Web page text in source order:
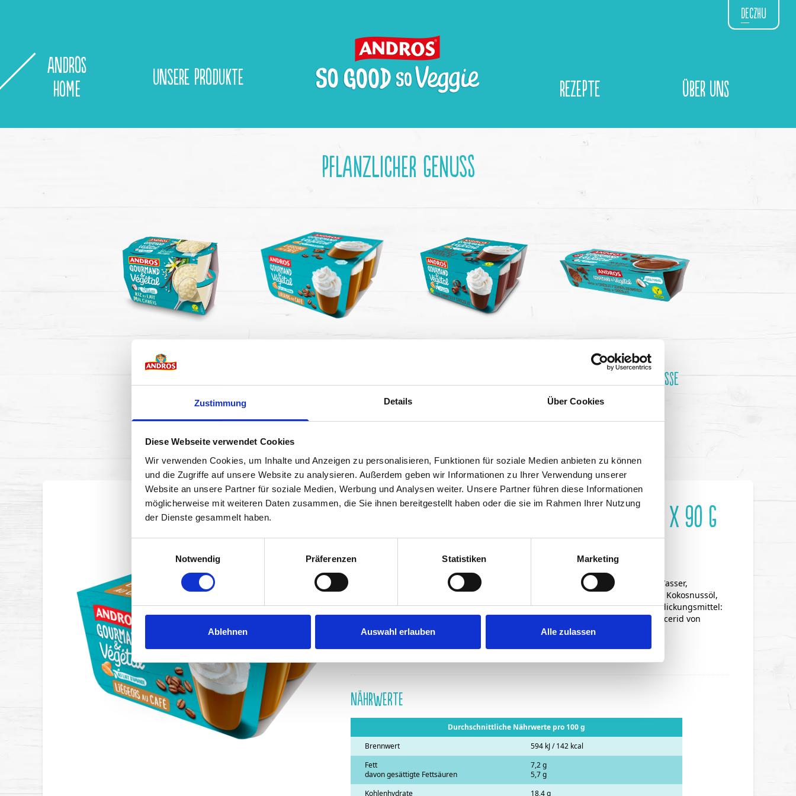
Zustimmung Details Über Cookies
Diese Webseite verwendet Cookies
Wir verwenden Cookies, um Inhalte und Anzeigen zu personalisieren, Funktionen für soziale Medien anbieten zu können
und die Zugriffe auf unsere Website zu analysieren. Außerdem geben wir Informationen zu Ihrer Verwendung unserer
Website an unsere Partner für soziale Medien, Werbung und Analysen weiter. Unsere Partner führen diese Informationen
möglicherweise mit weiteren Daten zusammen, die Sie ihnen bereitgestellt haben oder die sie im Rahmen Ihrer Nutzung
der Dienste gesammelt haben.
Notwendig
Präferenzen Statistiken Marketing
Ablehnen Auswahl erlauben Alle zulassen
DECZHU
Andros
Home
Unsere Produkte Rezepte Über Uns
Pflanzlicher Genuss
MILCHREIS
4 x 100 g
KAFFEE DESSERT MIT
4 x 90 g
SCHOKO DESSERT MIT
4 x 90 g
SCHOKOLADENMOUSSE
PFLANZLICHES KAFFEE DESSERT MIT TOPPING 4 x 90 g
ZUTATEN
MANDELdrink 54% (Wasser, MANDELN 1,4%), fettreduzierte Kokosnussmilch (Wasser,
Kokosnussextrakt) Zucker, Kokosnusscreme (Kokosnussextrakt, Wasser), Stärke, Kokosnussöl,
löslicher Kaffee 0,6%, natürliches Kaffeearoma, Karamell (Zucker, Wasser), Verdickungsmittel:
Carrageen (Algenextrakt) - Johannisbrotkernmehl, Emulgator: Mono- und Diglycerid von
Speisefettsäuren (Raps), Salz, natürliches Vanillearoma.
Nährwerte
Durchschnittliche Nährwerte pro 100 g
Brennwert
594 kJ / 142 kcal
Fett
davon gesättigte Fettsäuren
7,2 g
5,7 g
Kohlenhydrate
18,4 g